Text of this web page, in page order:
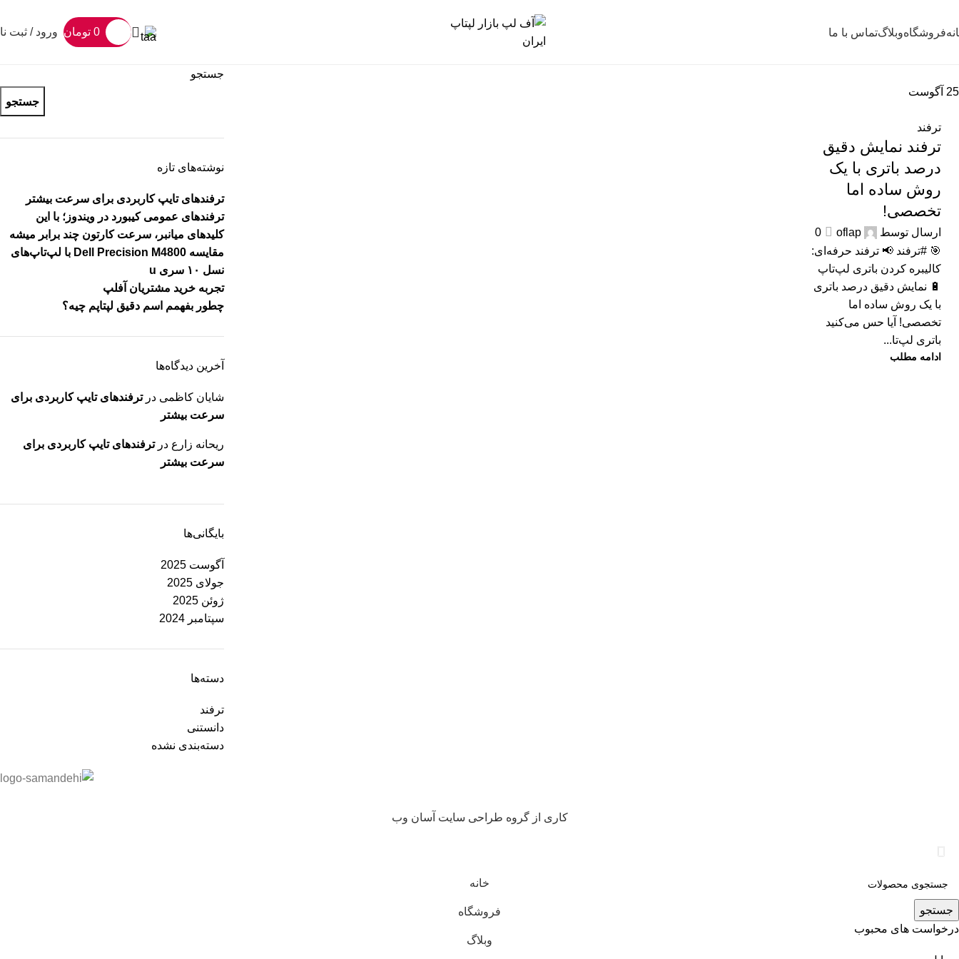
فروشگاهوبلاگتماس با ما 0 تومان ورود / ثبت
25 آگوست
ترفند
ترفند نمایش دقیق
درصد باتری با یک
روش ساده اما
تخصصی!
ارسال توسط oflap
0
🎯 #ترفند 📢 ترفند حرفه‌ای:
کالیبره کردن باتری لپ‌تاپ
🔋 نمایش دقیق درصد باتری
با یک روش ساده اما
تخصصی! آیا حس می‌کنید
باتری لپ‌تا...
ادامه مطلب
جستجو
جستجو
نوشته‌های تازه
ترفندهای تایپ کاربردی برای سرعت بیشتر
ترفندهای عمومی کیبورد در ویندوز؛ با این
کلیدهای میانبر، سرعت کارتون چند برابر میشه
مقایسه Dell Precision M4800 با لپ‌تاپ‌های
نسل ۱۰ سری u
تجربه خرید مشتریان آفلپ
چطور بفهمم اسم دقیق لپتاپم چیه؟
آخرین دیدگاه‌ها
شایان کاظمی درترفندهای تایپ کاربردی برای
سرعت بیشتر
ریحانه زارع درترفندهای تایپ کاربردی برای
سرعت بیشتر
بایگانی‌ها
آگوست 2025
جولای 2025
ژوئن 2025
سپتامبر 2024
دسته‌ها
ترفند
دانستنی
دسته‌بندی نشده
کاری از گروه طراحی سایت آسان وب
جستجو
درخواست های محبوب
خانه
فروشگاه
وبلاگ